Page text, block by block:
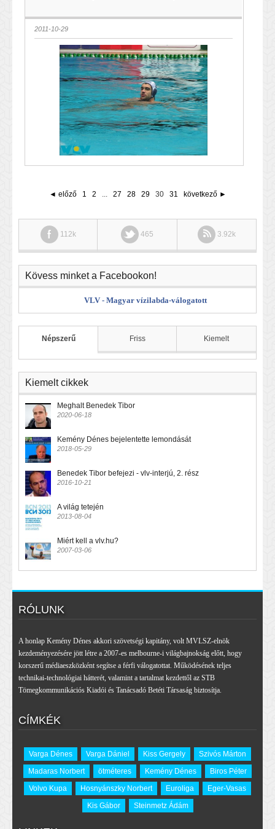
2011-10-29
◄ előző 1 2 ... 27 28 29 30 31 következő ►
112k 465 3.92k
Kövess minket a Facebookon!
VLV - Magyar vízilabda-válogatott
Népszerű Friss Kiemelt
Kiemelt cikkek
Meghalt Benedek Tibor
2020-06-18
Kemény Dénes bejelentette lemondását
2018-05-29
Benedek Tibor befejezi - vlv-interjú, 2. rész
2016-10-21
A világ tetején
2013-08-04
Miért kell a vlv.hu?
2007-03-06
RÓLUNK
A honlap Kemény Dénes akkori szövetségi kapitány, volt MVLSZ-elnök
kezdeményezésére jött létre a 2007-es melbourne-i világbajnokság előtt, hogy
korszerű médiaeszközként segítse a férfi válogatottat. Működésének teljes
technikai-technológiai hátterét, valamint a tartalmat kezdettől az STB
Tömegkommunikációs Kiadói és Tanácsadó Betéti Társaság biztosítja.
CÍMKÉK
Varga Dénes Varga Dániel Kiss Gergely
Szivós Márton
Madaras Norbert
ötméteres Kemény Dénes
Biros Péter
Volvo Kupa
Hosnyánszky Norbert Euroliga
Eger-Vasas
Kis Gábor
Steinmetz Ádám